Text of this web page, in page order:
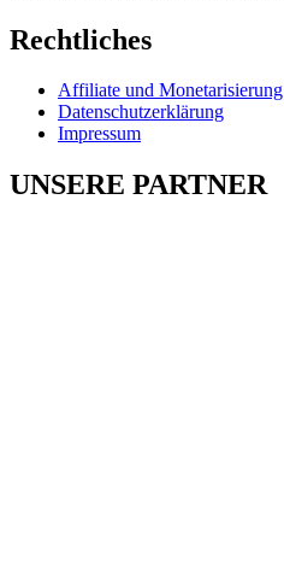
Rechtliches
Affiliate und Monetarisierung
Datenschutzerklärung
Impressum
UNSERE PARTNER